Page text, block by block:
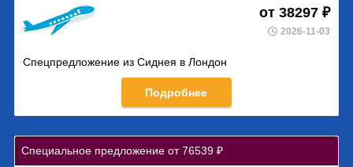
от 38297 ₽
2026-11-03
Спецпредложение из Сиднея в Лондон
Подробнее
Специальное предложение от 76539 ₽